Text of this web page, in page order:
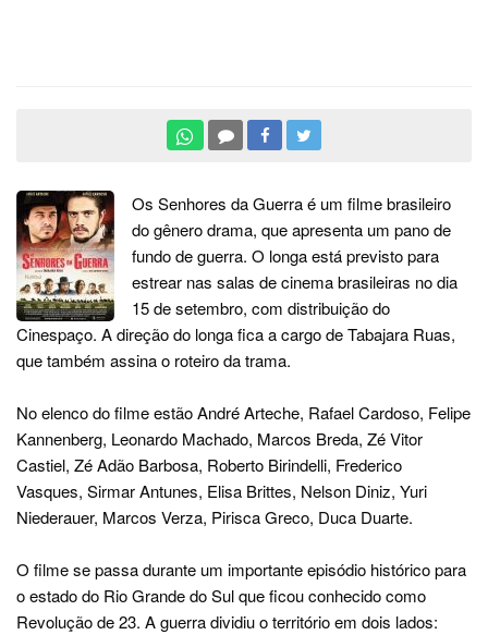
Os Senhores da Guerra é um filme brasileiro
do gênero drama, que apresenta um pano de
fundo de guerra. O longa está previsto para
estrear nas salas de cinema brasileiras no dia
15 de setembro, com distribuição do
Cinespaço. A direção do longa fica a cargo de Tabajara Ruas,
que também assina o roteiro da trama.
No elenco do filme estão André Arteche, Rafael Cardoso, Felipe
Kannenberg, Leonardo Machado, Marcos Breda, Zé Vitor
Castiel, Zé Adão Barbosa, Roberto Birindelli, Frederico
Vasques, Sirmar Antunes, Elisa Brittes, Nelson Diniz, Yuri
Niederauer, Marcos Verza, Pirisca Greco, Duca Duarte.
O filme se passa durante um importante episódio histórico para
o estado do Rio Grande do Sul que ficou conhecido como
Revolução de 23. A guerra dividiu o território em dois lados: